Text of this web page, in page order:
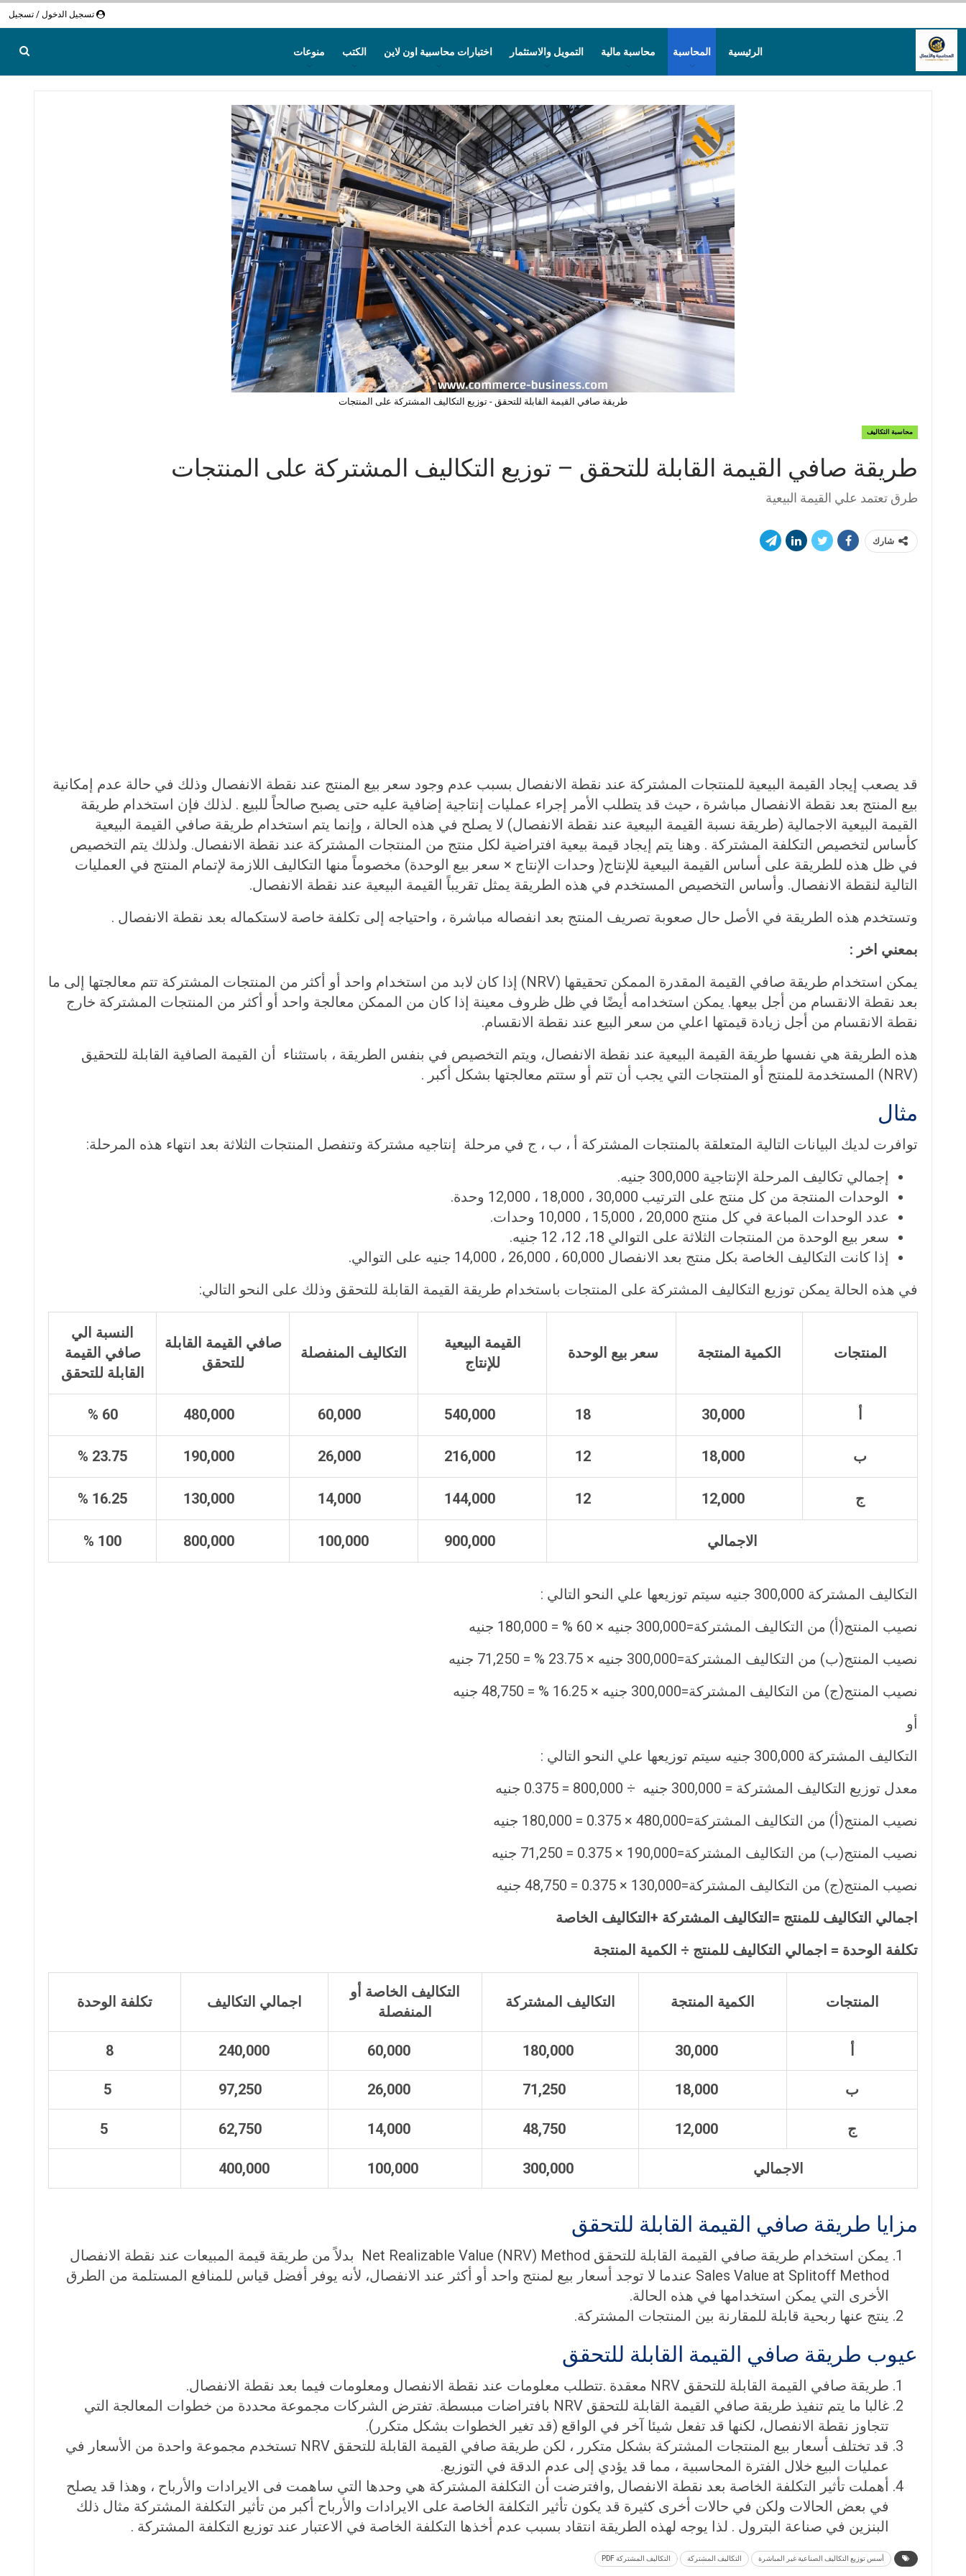
تسجيل الدخول / تسجيل
الرئيسية المحاسبة محاسبة مالية التمويل والاستثمار اختبارات محاسبية اون لاين الكتب منوعات
طريقة صافي القيمة القابلة للتحقق - توزيع التكاليف المشتركة على المنتجات
محاسبة التكاليف
طريقة صافي القيمة القابلة للتحقق – توزيع التكاليف المشتركة على المنتجات
طرق تعتمد علي القيمة البيعية
شارك
قد يصعب إيجاد القيمة البيعية للمنتجات المشتركة عند نقطة الانفصال بسبب عدم وجود سعر بيع المنتج عند نقطة الانفصال وذلك في حالة عدم إمكانية
بيع المنتج بعد نقطة الانفصال مباشرة ، حيث قد يتطلب الأمر إجراء عمليات إنتاجية إضافية عليه حتى يصبح صالحاً للبيع . لذلك فإن استخدام طريقة
القيمة البيعية الاجمالية (طريقة نسبة القيمة البيعية عند نقطة الانفصال) لا يصلح في هذه الحالة ، وإنما يتم استخدام طريقة صافي القيمة البيعية
كأساس لتخصيص التكلفة المشتركة . وهنا يتم إيجاد قيمة بيعية افتراضية لكل منتج من المنتجات المشتركة عند نقطة الانفصال. ولذلك يتم التخصيص
في ظل هذه للطريقة على أساس القيمة البيعية للإنتاج( وحدات الإنتاج × سعر بيع الوحدة) مخصوماً منها التكاليف اللازمة لإتمام المنتج في العمليات
التالية لنقطة الانفصال. وأساس التخصيص المستخدم في هذه الطريقة يمثل تقريباً القيمة البيعية عند نقطة الانفصال.
وتستخدم هذه الطريقة في الأصل حال صعوبة تصريف المنتج بعد انفصاله مباشرة ، واحتياجه إلى تكلفة خاصة لاستكماله بعد نقطة الانفصال .
بمعني اخر :
يمكن استخدام طريقة صافي القيمة المقدرة الممكن تحقيقها (NRV) إذا كان لابد من استخدام واحد أو أكثر من المنتجات المشتركة تتم معالجتها إلى ما
بعد نقطة الانقسام من أجل بيعها. يمكن استخدامه أيضًا في ظل ظروف معينة إذا كان من الممكن معالجة واحد أو أكثر من المنتجات المشتركة خارج
نقطة الانقسام من أجل زيادة قيمتها اعلي من سعر البيع عند نقطة الانقسام.
هذه الطريقة هي نفسها طريقة القيمة البيعية عند نقطة الانفصال، ويتم التخصيص في بنفس الطريقة ، باستثناء أن القيمة الصافية القابلة للتحقيق
(NRV) المستخدمة للمنتج أو المنتجات التي يجب أن تتم أو ستتم معالجتها بشكل أكبر .
مثال
توافرت لديك البيانات التالية المتعلقة بالمنتجات المشتركة أ ، ب ، ج في مرحلة إنتاجيه مشتركة وتنفصل المنتجات الثلاثة بعد انتهاء هذه المرحلة:
إجمالي تكاليف المرحلة الإنتاجية 300,000 جنيه.
الوحدات المنتجة من كل منتج على الترتيب 30,000 ، 18,000 ، 12,000 وحدة.
عدد الوحدات المباعة في كل منتج 20,000 ، 15,000 ، 10,000 وحدات.
سعر بيع الوحدة من المنتجات الثلاثة على التوالي 18، 12، 12 جنيه.
إذا كانت التكاليف الخاصة بكل منتج بعد الانفصال 60,000 ، 26,000 ، 14,000 جنيه على التوالي.
في هذه الحالة يمكن توزيع التكاليف المشتركة على المنتجات باستخدام طريقة القيمة القابلة للتحقق وذلك على النحو التالي:
المنتجات الكمية المنتجة سعر بيع الوحدة
القيمة البيعية
للإنتاج
التكاليف المنفصلة
صافي القيمة القابلة
للتحقق
النسبة الي
صافي القيمة
القابلة للتحقق
18
480,000
60 %
ب 12
190,000
23.75 %
ج 12
130,000
16.25 %
الاجمالي 100,000
800,000
100 %
التكاليف المشتركة 300,000 جنيه سيتم توزيعها علي النحو التالي :
نصيب المنتج(أ) من التكاليف المشتركة=300,000 جنيه × 60 % = 180,000 جنيه
نصيب المنتج(ب) من التكاليف المشتركة=300,000 جنيه × 23.75 % = 71,250 جنيه
نصيب المنتج(ج) من التكاليف المشتركة=300,000 جنيه × 16.25 % = 48,750 جنيه
أو
التكاليف المشتركة 300,000 جنيه سيتم توزيعها علي النحو التالي :
معدل توزيع التكاليف المشتركة = 300,000 جنيه ÷ 800,000 = 0.375 جنيه
نصيب المنتج(أ) من التكاليف المشتركة=480,000 × 0.375 = 180,000 جنيه
نصيب المنتج(ب) من التكاليف المشتركة=190,000 × 0.375 = 71,250 جنيه
نصيب المنتج(ج) من التكاليف المشتركة=130,000 × 0.375 = 48,750 جنيه
اجمالي التكاليف للمنتج =التكاليف المشتركة +التكاليف الخاصة
تكلفة الوحدة = اجمالي التكاليف للمنتج ÷ الكمية المنتجة
المنتجات الكمية المنتجة التكاليف المشتركة
التكاليف الخاصة أو
المنفصلة
اجمالي التكاليف تكلفة الوحدة
180,000
240,000
8
ب
ج
الاجمالي 300,000
100,000
400,000
مزايا طريقة صافي القيمة القابلة للتحقق
يمكن استخدام طريقة صافي القيمة القابلة للتحقق Net Realizable Value (NRV) Method بدلاً من طريقة قيمة المبيعات عند نقطة الانفصال
Sales Value at Splitoff Method عندما لا توجد أسعار بيع لمنتج واحد أو أكثر عند الانفصال، لأنه يوفر أفضل قياس للمنافع المستلمة من الطرق
الأخرى التي يمكن استخدامها في هذه الحالة.
ينتج عنها ربحية قابلة للمقارنة بين المنتجات المشتركة.
عيوب طريقة صافي القيمة القابلة للتحقق
طريقة صافي القيمة القابلة للتحقق NRV معقدة .تتطلب معلومات عند نقطة الانفصال ومعلومات فيما بعد نقطة الانفصال.
غالبا ما يتم تنفيذ طريقة صافي القيمة القابلة للتحقق NRV بافتراضات مبسطة. تفترض الشركات مجموعة محددة من خطوات المعالجة التي
تتجاوز نقطة الانفصال، لكنها قد تفعل شيئا آخر في الواقع (قد تغير الخطوات بشكل متكرر).
قد تختلف أسعار بيع المنتجات المشتركة بشكل متكرر ، لكن طريقة صافي القيمة القابلة للتحقق NRV تستخدم مجموعة واحدة من الأسعار في
عمليات البيع خلال الفترة المحاسبية ، مما قد يؤدي إلى عدم الدقة في التوزيع.
أهملت تأثير التكلفة الخاصة بعد نقطة الانفصال ,وافترضت أن التكلفة المشتركة هي وحدها التي ساهمت فى الايرادات والأرباح ، وهذا قد يصلح
في بعض الحالات ولكن في حالات أخرى كثيرة قد يكون تأثير التكلفة الخاصة على الايرادات والأرباح أكبر من تأثير التكلفة المشتركة مثال ذلك
البنزين في صناعة البترول . لذا يوجه لهذه الطريقة انتقاد بسبب عدم أخذها التكلفة الخاصة في الاعتبار عند توزيع التكلفة المشتركة .
أسس توزيع التكاليف الصناعية غير المباشرة التكاليف المشتركة التكاليف المشتركة PDF